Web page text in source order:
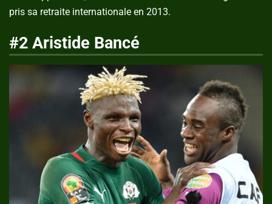
pris sa retraite internationale en 2013.
#2 Aristide Bancé